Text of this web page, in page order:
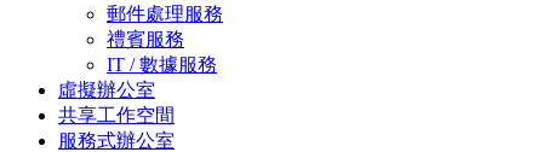
郵件處理服務
禮賓服務
IT / 數據服務
虛擬辦公室
共享工作空間
服務式辦公室